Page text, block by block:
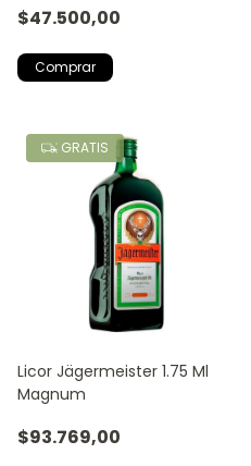
$47.500,00
GRATIS
Licor Jägermeister 1.75 Ml
Magnum
$93.769,00